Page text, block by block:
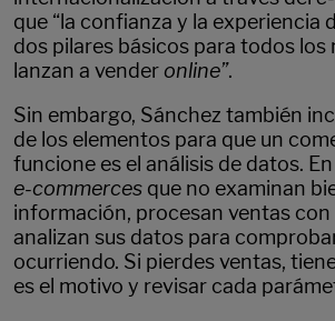
que “la confianza y la experiencia
dos pilares básicos para todos los
lanzan a vender online”.
Sin embargo, Sánchez también
de los elementos para que un
funcione es el análisis de datos.
e-commerces que no examinan
información, procesan ventas con
analizan sus datos para
ocurriendo. Si pierdes ventas,
es el motivo y revisar cada